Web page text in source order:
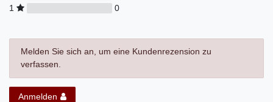
1
0
Melden Sie sich an, um eine Kundenrezension zu
verfassen.
Anmelden